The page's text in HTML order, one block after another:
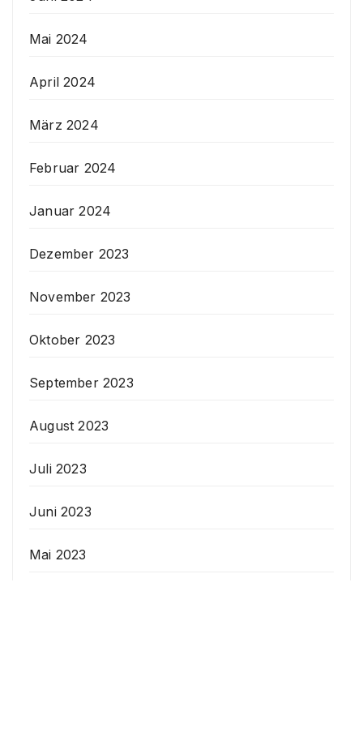
Mai 2024
April 2024
März 2024
Februar 2024
Januar 2024
Dezember 2023
November 2023
Oktober 2023
September 2023
August 2023
Juli 2023
Juni 2023
Mai 2023